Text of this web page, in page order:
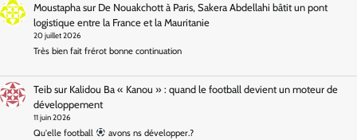
Moustaphasur De Nouakchott à Paris, Sakera Abdellahi bâtit un pont
logistique entre la France et la Mauritanie
20 juillet 2026
Très bien fait frérot bonne continuation
Teibsur Kalidou Ba « Kanou » : quand le football devient un moteur de
développement
11 juin 2026
Qu'elle football avons ns développer.?